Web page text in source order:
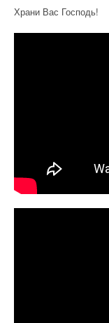
Храни Вас Господь!